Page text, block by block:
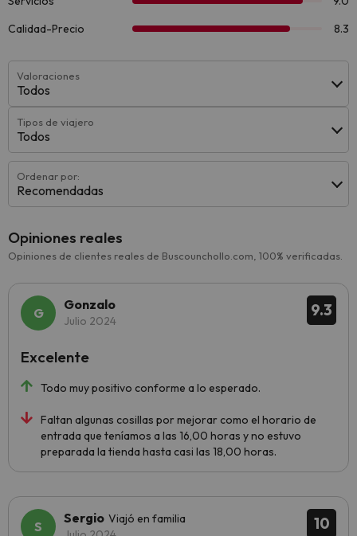
Valoraciones
Todos
Tipos de viajero
Todos
Ordenar por:
Recomendadas
Opiniones reales
Opiniones de clientes reales de Buscounchollo.com, 100% verificadas.
9.3
Gonzalo
Julio 2024
Todo muy positivo conforme a lo esperado.
Faltan algunas cosillas por mejorar como el horario de
entrada que teníamos a las 16,00 horas y no estuvo
preparada la tienda hasta casi las 18,00 horas.
Excelente
10
Sergio Viajó en familia